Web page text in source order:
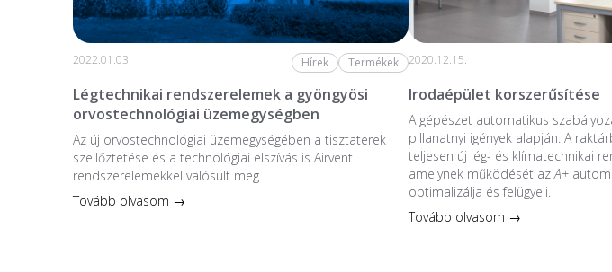
2022.01.03. Hírek Termékek
Légtechnikai rendszerelemek a gyöngyösi
orvostechnológiai üzemegységben
Az új orvostechnológiai üzem­egységében a tiszta­terek
szellőztetése és a technológiai elszívás is Airvent
rendszerelemekkel valósult meg.
Tovább olvasom →
2020.12.15.
Irodaépület korszerűsítése
A gépészet automatikus
pillanatnyi igények alapján. A
teljesen új lég- és klímatechnikai
amelynek működését azA+
optimalizálja és felügyeli.
Tovább olvasom →